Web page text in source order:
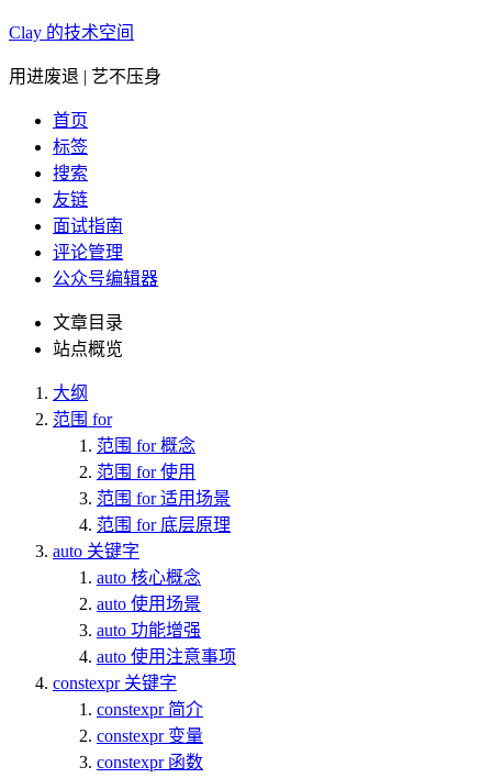
Clay 的技术空间
用进废退 | 艺不压身
首页
标签
搜索
友链
面试指南
评论管理
公众号编辑器
文章目录
站点概览
大纲
范围 for
范围 for 概念
范围 for 使用
范围 for 适用场景
范围 for 底层原理
auto 关键字
auto 核心概念
auto 使用场景
auto 功能增强
auto 使用注意事项
constexpr 关键字
constexpr 简介
constexpr 变量
constexpr 函数